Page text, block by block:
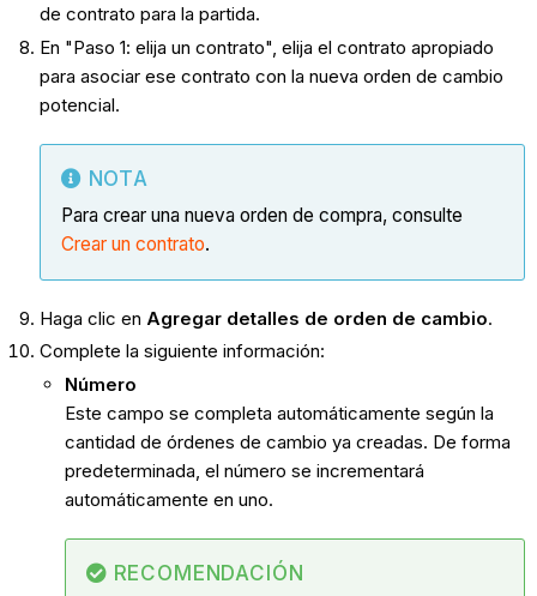
de contrato para la partida.
En "Paso 1: elija un contrato", elija el contrato apropiado
para asociar ese contrato con la nueva orden de cambio
potencial.
NOTA
Para crear una nueva orden de compra, consulte
Crear un contrato.
Haga clic en Agregar detalles de orden de cambio.
Complete la siguiente información:
Número
Este campo se completa automáticamente según la
cantidad de órdenes de cambio ya creadas. De forma
predeterminada, el número se incrementará
automáticamente en uno.
RECOMENDACIÓN